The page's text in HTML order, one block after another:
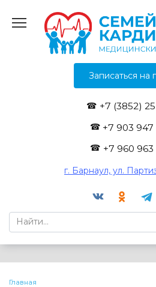
содержанию
Записаться на
+7 (3852)
+7 903 947
+7 960
г. Барнаул, ул.
Search
for:
Главная